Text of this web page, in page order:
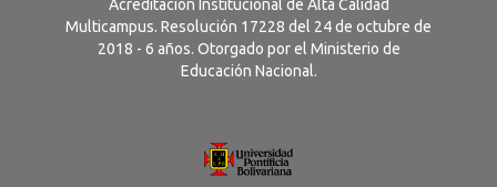
Acreditación Institucional de Alta Calidad
Multicampus. Resolución 17228 del 24 de octubre de
2018 - 6 años. Otorgado por el Ministerio de
Educación Nacional.